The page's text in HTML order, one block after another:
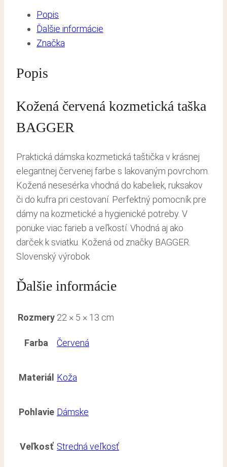
Popis
Ďalšie informácie
Značka
Popis
Kožená červená kozmetická taška
BAGGER
Praktická dámska kozmetická taštička v krásnej
elegantnej červenej farbe s lakovaným povrchom.
Kožená nesesérka vhodná do kabeliek, ruksakov
či do kufra pri cestovaní. Perfektný pomocník pre
dámy na kozmetické a hygienické potreby. V
ponuke viac farieb a veľkostí. Vhodná aj ako
darček k sviatku. Kožená od značky BAGGER.
Slovenský výrobok
Ďalšie informácie
Rozmery 22 × 5 × 13 cm
Farba Červená
Materiál Koža
Pohlavie Dámske
Veľkosť Stredná veľkosť